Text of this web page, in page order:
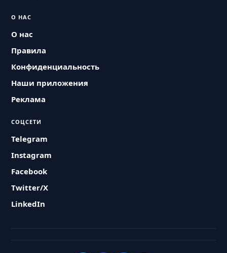
О НАС
О нас
Правила
Конфиденциальность
Наши приложения
Реклама
СОЦСЕТИ
Telegram
Instagram
Facebook
Twitter/X
LinkedIn